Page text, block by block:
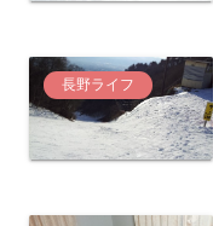
長野ライフ